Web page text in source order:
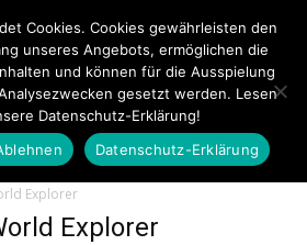
Touristiknews.de
Explorer
Explorer
Cookies. Cookies gewährleisten den
unseres Angebots, ermöglichen die
und können für die Ausspielung
gesetzt werden. Lesen
Datenschutz-Erklärung!
Datenschutz-Erklärung